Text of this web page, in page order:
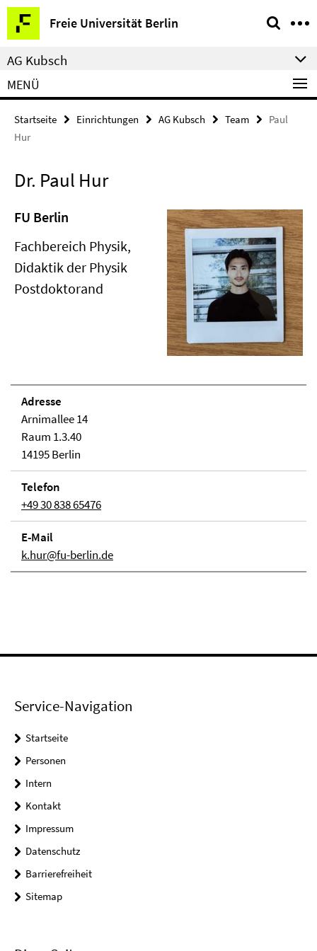
Springe
direkt
zu
Inhalt
Freie Universität Berlin
Service-
Navigation
AG Kubsch
MENÜ
Startseite Einrichtungen AG Kubsch Team
Paul
Hur
Dr. Paul Hur
FU Berlin
Fachbereich Physik,
Didaktik der Physik
Postdoktorand
Adresse
Arnimallee 14
Raum 1.3.40
14195 Berlin
Telefon
+49 30 838 65476
E-Mail
k.hur@fu-berlin.de
Service-Navigation
Startseite
Personen
Intern
Kontakt
Impressum
Datenschutz
Barrierefreiheit
Sitemap